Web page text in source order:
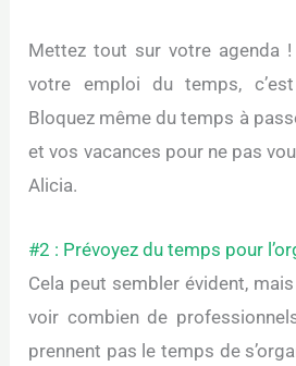
Mettez tout sur votre agenda !
votre emploi du temps, c’est
Bloquez même du temps à
et vos vacances pour ne pas
Alicia.
#2 : Prévoyez du temps pour
Cela peut sembler évident,
voir combien de
prennent pas le temps de